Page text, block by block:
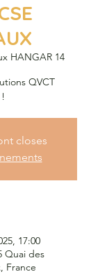
HANGAR 14
QVCT
closes
17:00
Quai des
France